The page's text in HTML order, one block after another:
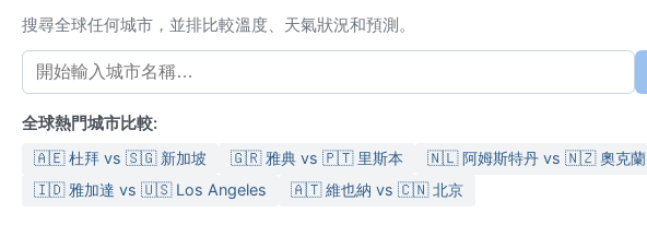
搜尋全球任何城市，並排比較溫度、天氣狀況和預測。
全球熱門城市比較:
🇦🇪 杜拜 vs 🇸🇬 新加坡 🇬🇷 雅典 vs 🇵🇹 里斯本 🇳🇱 阿姆斯特丹 vs 🇳🇿 奧克蘭
🇮🇩 雅加達 vs 🇺🇸 Los Angeles
🇦🇹 維也納 vs 🇨🇳 北京